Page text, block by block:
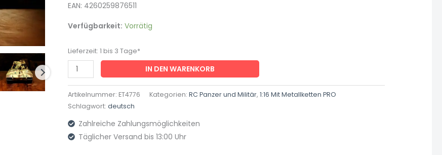
EAN: 4260259876511
Verfügbarkeit: Vorrätig
Lieferzeit: 1 bis 3 Tage*
Long
Rauch
und
Sound,
Metallgetriebe+Metallketten+2,4Ghz
-
V
-
PRO
IN DEN WARENKORB
Artikelnummer: ET4776 Kategorien: RC Panzer und Militär, 1:16 Mit Metallketten PRO
Schlagwort: deutsch
Zahlreiche Zahlungsmöglichkeiten
Täglicher Versand bis 13:00 Uhr